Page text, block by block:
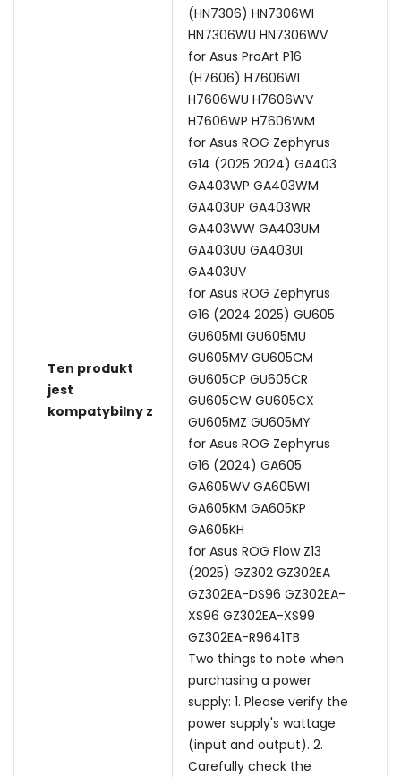
Ten produkt
jest
kompatybilny z
(HN7306) HN7306WI
HN7306WU HN7306WV
for Asus ProArt P16
(H7606) H7606WI
H7606WU H7606WV
H7606WP H7606WM
for Asus ROG Zephyrus
G14 (2025 2024) GA403
GA403WP GA403WM
GA403UP GA403WR
GA403WW GA403UM
GA403UU GA403UI
GA403UV
for Asus ROG Zephyrus
G16 (2024 2025) GU605
GU605MI GU605MU
GU605MV GU605CM
GU605CP GU605CR
GU605CW GU605CX
GU605MZ GU605MY
for Asus ROG Zephyrus
G16 (2024) GA605
GA605WV GA605WI
GA605KM GA605KP
GA605KH
for Asus ROG Flow Z13
(2025) GZ302 GZ302EA
GZ302EA-DS96 GZ302EA-
XS96 GZ302EA-XS99
GZ302EA-R9641TB
Two things to note when
purchasing a power
supply: 1. Please verify the
power supply's wattage
(input and output). 2.
Carefully check the